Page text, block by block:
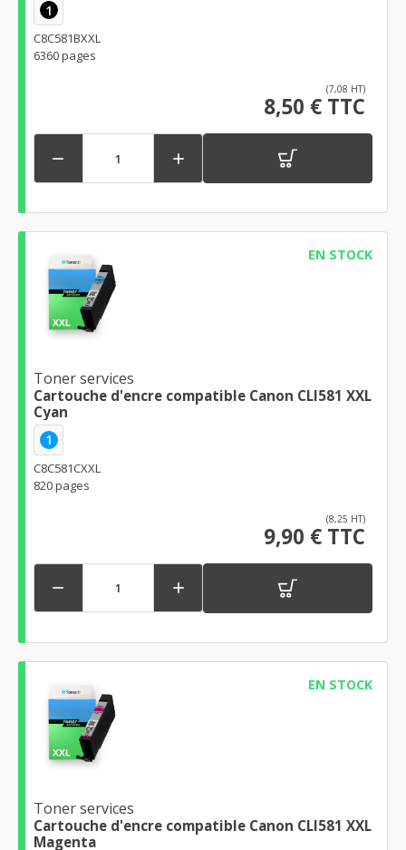
1
C8C581BXXL
6360 pages
(7,08 HT)
8,50 € TTC
 
EN STOCK
Toner services
Cartouche d'encre compatible Canon CLI581 XXL
Cyan
1
C8C581CXXL
820 pages
(8,25 HT)
9,90 € TTC
 
EN STOCK
Toner services
Cartouche d'encre compatible Canon CLI581 XXL
Magenta